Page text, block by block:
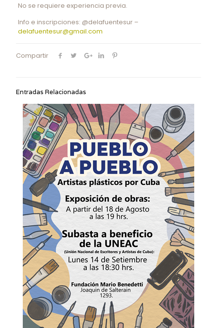
No se requiere experiencia previa.
Info e inscripciones: @delafuentesur –
delafuentesur@gmail.com
Compartir
Entradas Relacionadas